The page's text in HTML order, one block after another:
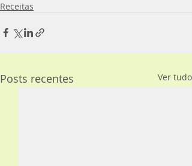
Receitas
Posts recentes Ver tudo